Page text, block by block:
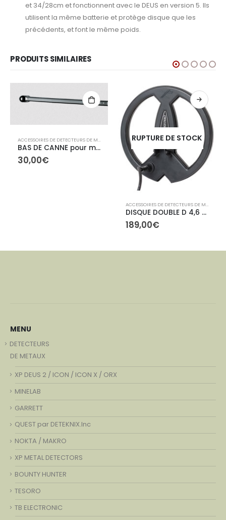
et 34/28cm et fonctionnent avec le DEUS en version 5. Ils
utilisent la même batterie et protège disque que les
précédents, et font le même poids.
PRODUITS SIMILAIRES
ACCESSOIRES DE DETECTEURS DE METAUX ACCESSOIRES XP
BAS DE CANNE pour montage canne Deus et Orx
30,00€
RUPTURE DE STOCK
ACCESSOIRES DE DETECTEURS DE METAUX
DISQUE DOUBLE D 4,6 KHZ 22.5cm (avec protège-disque)
189,00€
MENU
DETECTEURS
DE METAUX
XP DEUS 2 / ICON / ICON X / ORX
MINELAB
GARRETT
QUEST par DETEKNIX.Inc
NOKTA / MAKRO
XP METAL DETECTORS
BOUNTY HUNTER
TESORO
TB ELECTRONIC